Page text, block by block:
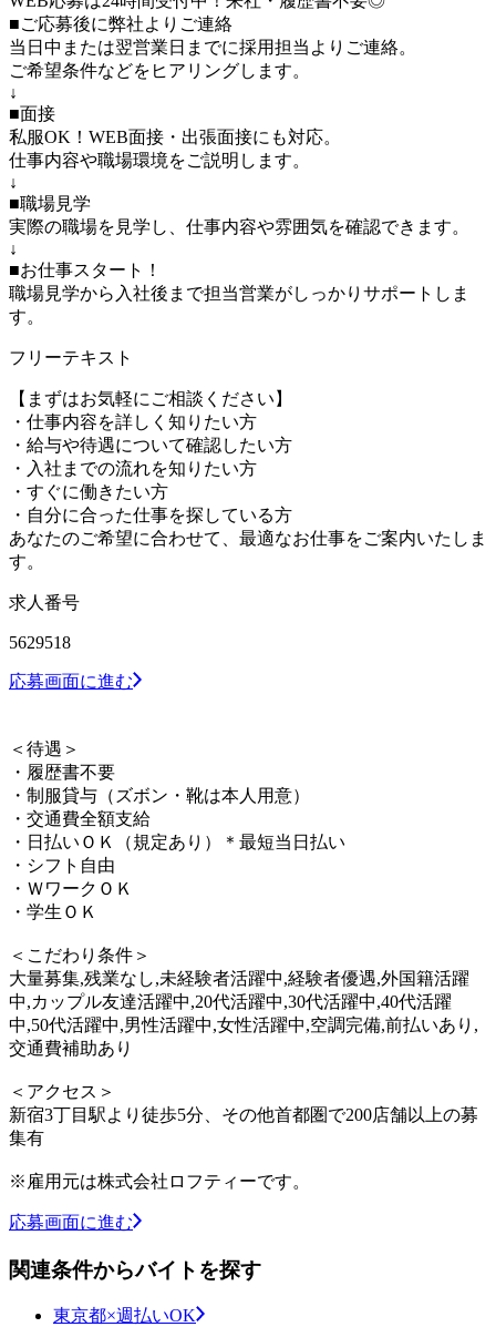
■ご応募後に弊社よりご連絡
当日中または翌営業日までに採用担当よりご連絡。
ご希望条件などをヒアリングします。
↓
■面接
私服OK！WEB面接・出張面接にも対応。
仕事内容や職場環境をご説明します。
↓
■職場見学
実際の職場を見学し、仕事内容や雰囲気を確認できます。
↓
■お仕事スタート！
職場見学から入社後まで担当営業がしっかりサポートしま
す。
フリーテキスト
【まずはお気軽にご相談ください】
・仕事内容を詳しく知りたい方
・給与や待遇について確認したい方
・入社までの流れを知りたい方
・すぐに働きたい方
・自分に合った仕事を探している方
あなたのご希望に合わせて、最適なお仕事をご案内いたしま
す。
求人番号
5629518
応募画面に進む
＜待遇＞
・履歴書不要
・制服貸与（ズボン・靴は本人用意）
・交通費全額支給
・日払いＯＫ（規定あり）＊最短当日払い
・シフト自由
・ＷワークＯＫ
・学生ＯＫ
＜こだわり条件＞
大量募集,残業なし,未経験者活躍中,経験者優遇,外国籍活躍
中,カップル友達活躍中,20代活躍中,30代活躍中,40代活躍
中,50代活躍中,男性活躍中,女性活躍中,空調完備,前払いあり,
交通費補助あり
＜アクセス＞
新宿3丁目駅より徒歩5分、その他首都圏で200店舗以上の募
集有
※雇用元は株式会社ロフティーです。
応募画面に進む
関連条件からバイトを探す
東京都×週払いOK